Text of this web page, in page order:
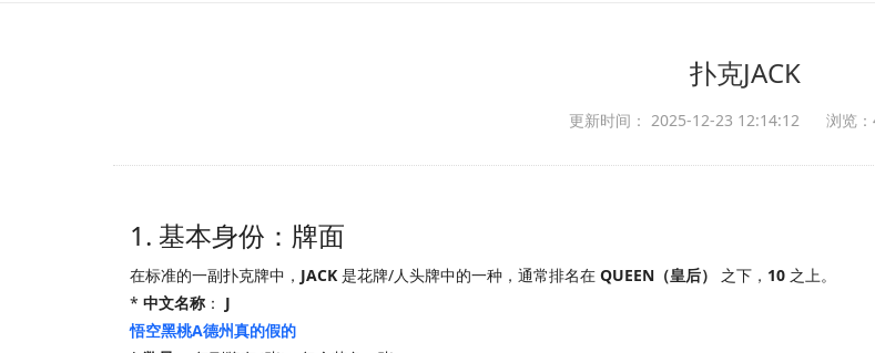
扑克JACK
更新时间： 2025-12-23 12:14:12 浏览
1. 基本身份：牌面
在标准的一副扑克牌中， JACK 是花牌/人头牌中的一种，通常排名在 QUEEN（皇后） 之下， 10 之上。
* 中文名称 ： J
悟空黑桃A德州真的假的